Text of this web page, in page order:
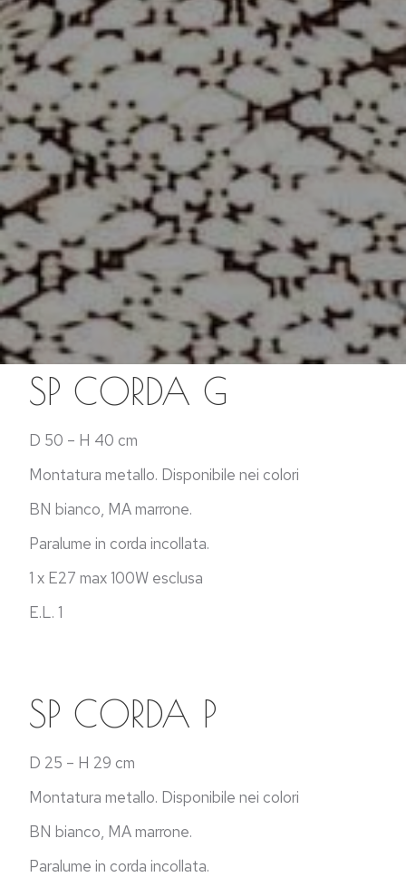
SP CORDA G
D 50 – H 40 cm
Montatura metallo. Disponibile nei colori
BN bianco, MA marrone.
Paralume in corda incollata.
1 x E27 max 100W esclusa
E.L. 1
SP CORDA P
D 25 – H 29 cm
Montatura metallo. Disponibile nei colori
BN bianco, MA marrone.
Paralume in corda incollata.